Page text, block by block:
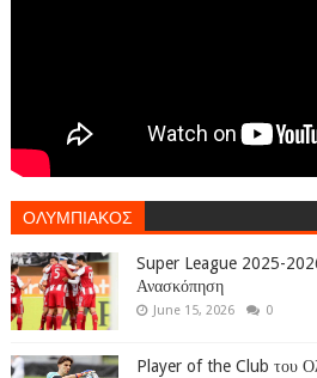
ΟΛΥΜΠΙΑΚΟΣ
Super League 2025-
Ανασκόπηση
June 15, 2026 0
Player of the Club του